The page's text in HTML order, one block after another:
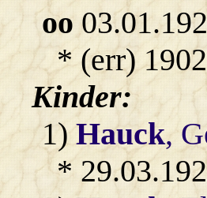
oo
* (err)
Kinder:
1)Hauck,
*